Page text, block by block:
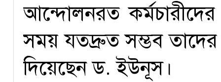
আন্দোলনরত
সময় যতদ্রুত সম্ভব
দিয়েছেন ড. ইউনূস।